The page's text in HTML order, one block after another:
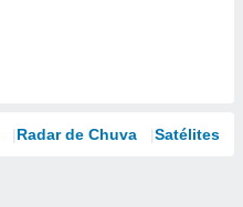
Radar de Chuva Satélites